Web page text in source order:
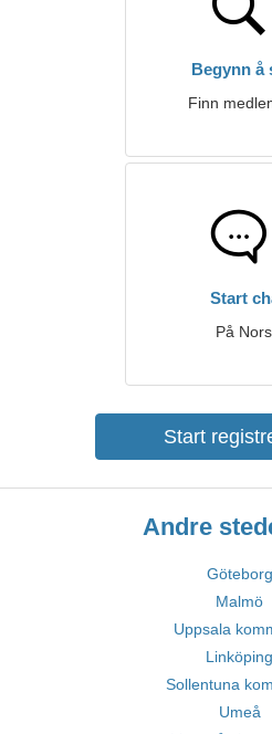
Begynn å
Finn
Start
På
Start
Andre
Göteborg
Malmö
Uppsala
Linköping
Sollentuna
Umeå